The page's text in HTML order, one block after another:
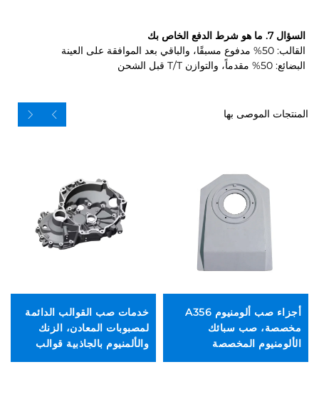
السؤال 7. ما هو شرط الدفع الخاص بك
القالب: 50% مدفوع مسبقًا، والباقي بعد الموافقة على العينة
البضائع: 50% مقدماً، والتوازن T/T قبل الشحن
المنتجات الموصى بها
أجزاء صب ألومنيوم A356
مخصصة، صب سبائك
الألومنيوم المخصصة
خدمات صب القوالب الدائمة
لمصبوبات المعادن، الزنك
والألمنيوم بالجاذبية قوالب